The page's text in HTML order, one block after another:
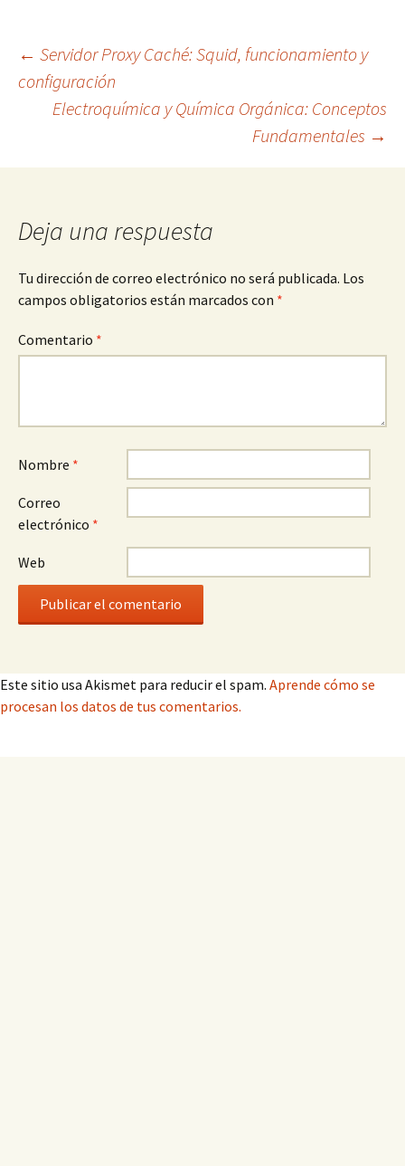
Navegación
entradas
← Servidor Proxy Caché: Squid, funcionamiento y
configuración
Electroquímica y Química Orgánica: Conceptos
Fundamentales →
Deja una respuesta
Tu dirección de correo electrónico no será publicada. Los
campos obligatorios están marcados con *
Comentario *
Nombre *
Correo
electrónico *
Web
Este sitio usa Akismet para reducir el spam. Aprende cómo se
procesan los datos de tus comentarios.